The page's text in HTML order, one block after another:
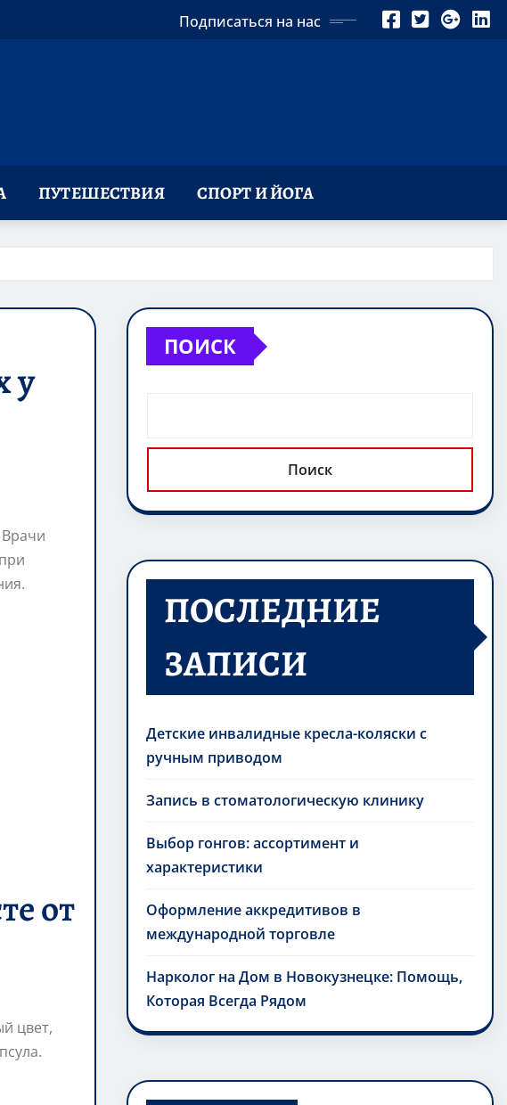
Подписаться на нас
ПУТЕШЕСТВИЯ СПОРТ И ЙОГА
у
от
цвет,
ПОИСК
Поиск
ПОСЛЕДНИЕ
ЗАПИСИ
Детские инвалидные кресла-коляски с
ручным приводом
Запись в стоматологическую клинику
Выбор гонгов: ассортимент и
характеристики
Оформление аккредитивов в
международной торговле
Нарколог на Дом в Новокузнецке: Помощь,
Которая Всегда Рядом